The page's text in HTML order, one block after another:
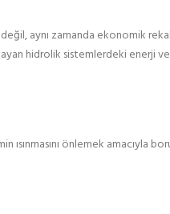
aynı zamanda ekonomik
hidrolik sistemlerdeki enerji
önlemek amacıyla